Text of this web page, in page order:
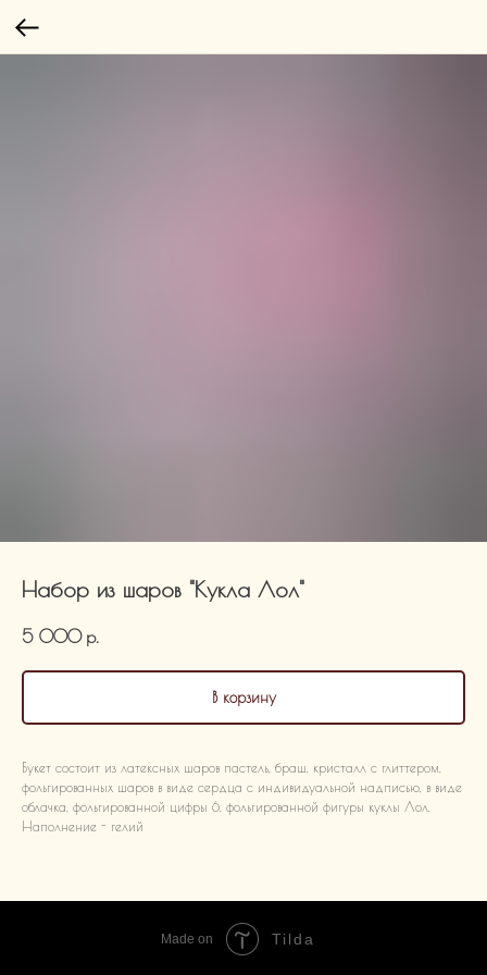
Набор из шаров "Кукла Лол"
5 000 р.
В корзину
Букет состоит из латексных шаров пастель, браш, кристалл с глиттером,
фольгированных шаров в виде сердца с индивидуальной надписью, в виде
облачка, фольгированной цифры 6, фольгированной фигуры куклы Лол.
Наполнение - гелий
Made on Tilda